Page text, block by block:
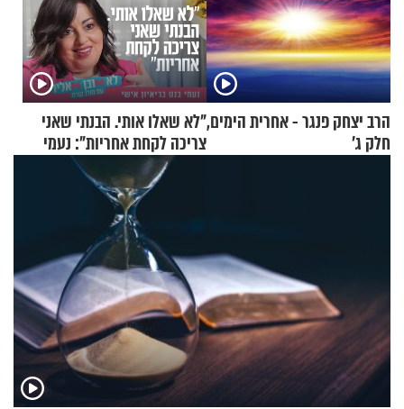
הרב יצחק פנגר - אחרית הימים,
חלק ג’
"לא שאלו אותי. הבנתי שאני
צריכה לקחת אחריות": נעמי
בנט בריאיון אישי